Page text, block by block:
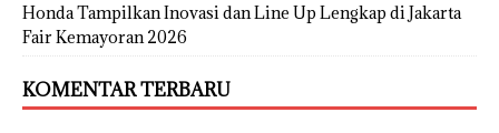
Honda Tampilkan Inovasi dan Line Up Lengkap di Jakarta
Fair Kemayoran 2026
KOMENTAR TERBARU